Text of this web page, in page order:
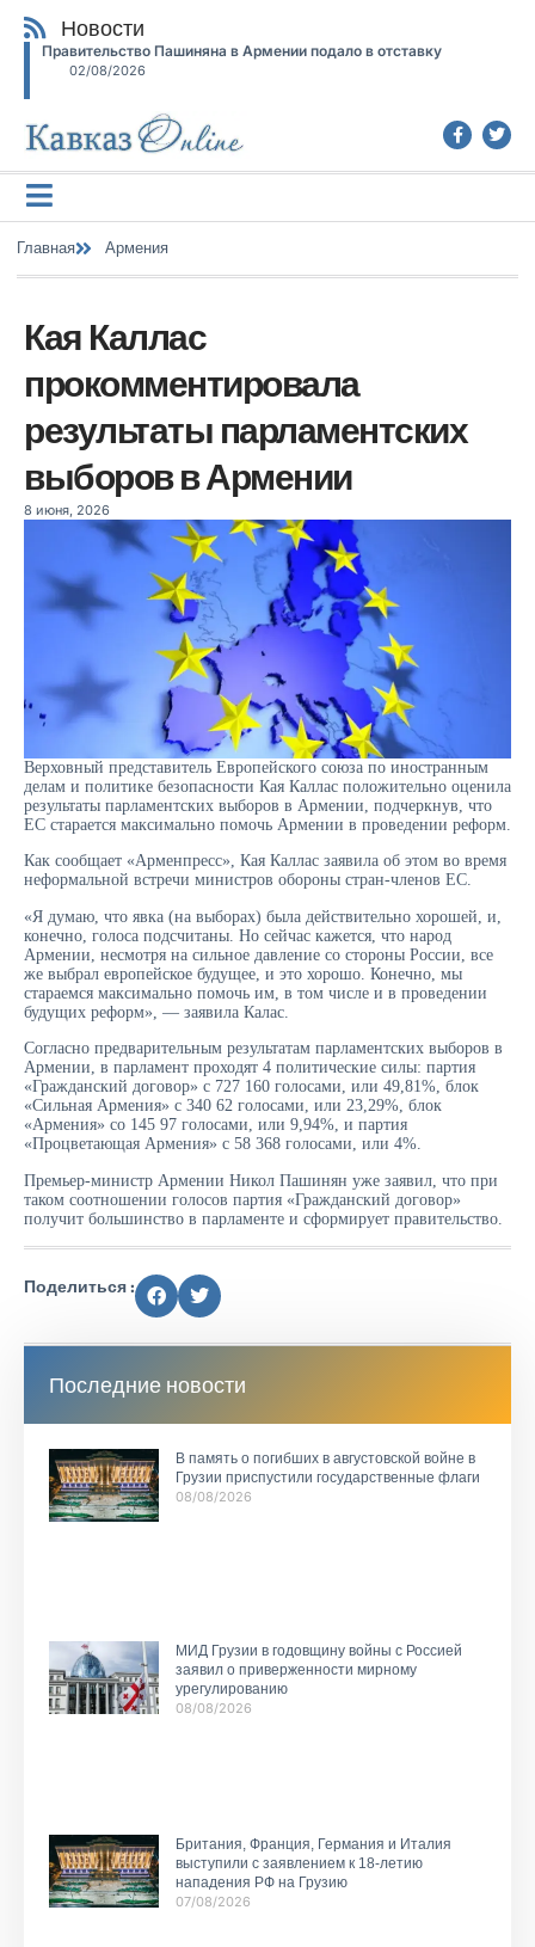
Новости
Правительство Пашиняна в Армении подало в отставку
02/08/2026
Главная Армения
Кая Каллас
прокомментировала
результаты парламентских
выборов в Армении
8 июня, 2026
Верховный представитель Европейского союза по иностранным
делам и политике безопасности Кая Каллас положительно оценила
результаты парламентских выборов в Армении, подчеркнув, что
ЕС старается максимально помочь Армении в проведении реформ.
Как сообщает «Арменпресс», Кая Каллас заявила об этом во время
неформальной встречи министров обороны стран-членов ЕС.
«Я думаю, что явка (на выборах) была действительно хорошей, и,
конечно, голоса подсчитаны. Но сейчас кажется, что народ
Армении, несмотря на сильное давление со стороны России, все
же выбрал европейское будущее, и это хорошо. Конечно, мы
стараемся максимально помочь им, в том числе и в проведении
будущих реформ», — заявила Калас.
Согласно предварительным результатам парламентских выборов в
Армении, в парламент проходят 4 политические силы: партия
«Гражданский договор» с 727 160 голосами, или 49,81%, блок
«Сильная Армения» с 340 62 голосами, или 23,29%, блок
«Армения» со 145 97 голосами, или 9,94%, и партия
«Процветающая Армения» с 58 368 голосами, или 4%.
Премьер-министр Армении Никол Пашинян уже заявил, что при
таком соотношении голосов партия «Гражданский договор»
получит большинство в парламенте и сформирует правительство.
Поделиться :
Последние новости
В память о погибших в августовской войне в
Грузии приспустили государственные флаги
08/08/2026
МИД Грузии в годовщину войны с Россией
заявил о приверженности мирному
урегулированию
08/08/2026
Британия, Франция, Германия и Италия
выступили с заявлением к 18-летию
нападения РФ на Грузию
07/08/2026